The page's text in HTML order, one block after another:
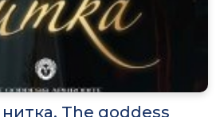
The goddess